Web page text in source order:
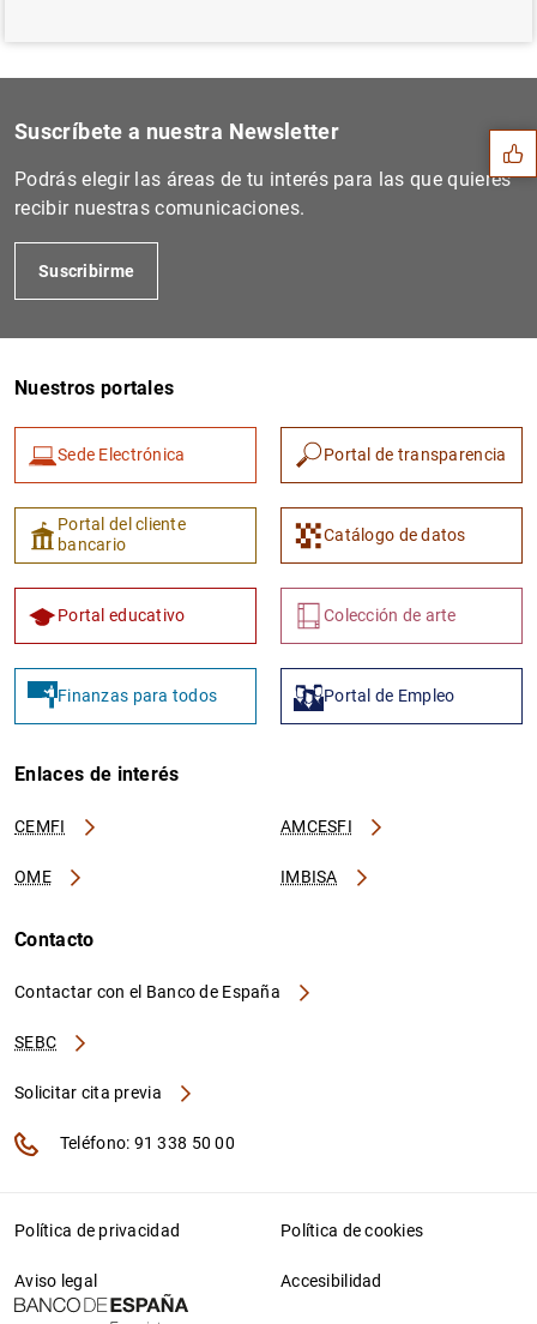
Sugerencias
1 2
Suscríbete a nuestra Newsletter
Podrás elegir las áreas de tu interés para las que quieres
recibir nuestras comunicaciones.
Suscribirme
Nuestros portales
Sede Electrónica Portal de transparencia
Portal del cliente
bancario
Catálogo de datos
Portal educativo Colección de arte
Finanzas para todos Portal de Empleo
Enlaces de interés
CEMFI AMCESFI
OME IMBISA
Contacto
Contactar con el Banco de España
SEBC
Solicitar cita previa
Teléfono: 91 338 50 00
Política de privacidad Política de cookies
Aviso legal Accesibilidad